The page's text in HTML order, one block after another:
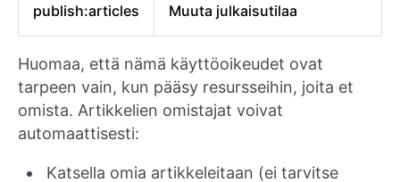
publish:articles Muuta julkaisutilaa
Huomaa, että nämä käyttöoikeudet ovat
tarpeen vain, kun pääsy resursseihin, joita et
omista. Artikkelien omistajat voivat
automaattisesti:
Katsella omia artikkeleitaan (ei tarvitse